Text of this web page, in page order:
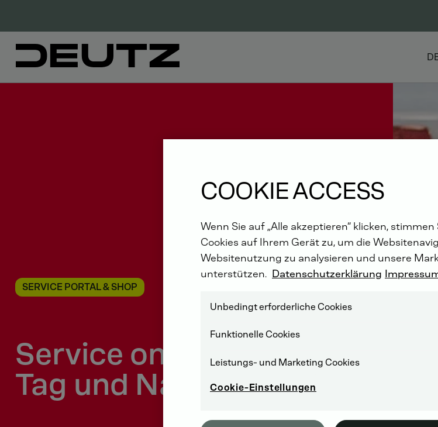
SERVICE PORTAL & SHOP
Service online -
Tag und Nacht
COOKIE ACCESS
Wenn Sie auf „Alle akzeptieren“ klicken,
Cookies auf Ihrem Gerät zu, um die
Websitenutzung zu analysieren und unsere
unterstützen. Datenschutzerklärung
Unbedingt erforderliche Cookies
Funktionelle Cookies
Leistungs- und Marketing Cookies
Cookie-Einstellungen